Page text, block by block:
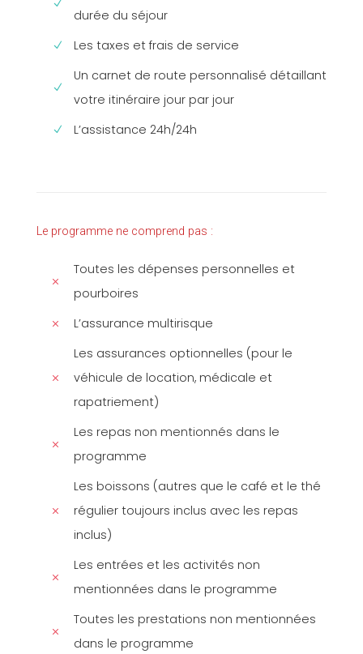
durée du séjour
Les taxes et frais de service
Un carnet de route personnalisé détaillant
votre itinéraire jour par jour
L’assistance 24h/24h
Le programme ne comprend pas :
Toutes les dépenses personnelles et
pourboires
L’assurance multirisque
Les assurances optionnelles (pour le
véhicule de location, médicale et
rapatriement)
Les repas non mentionnés dans le
programme
Les boissons (autres que le café et le thé
régulier toujours inclus avec les repas
inclus)
Les entrées et les activités non
mentionnées dans le programme
Toutes les prestations non mentionnées
dans le programme